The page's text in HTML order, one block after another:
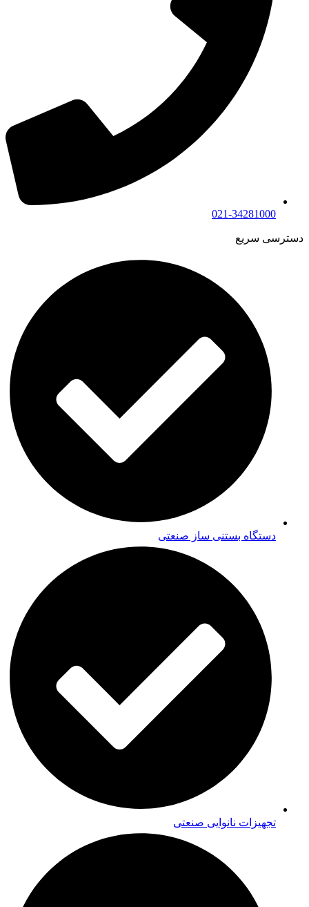
021-34281000
دسترسی سریع
دستگاه بستنی ساز صنعتی
تجهیزات نانوایی صنعتی